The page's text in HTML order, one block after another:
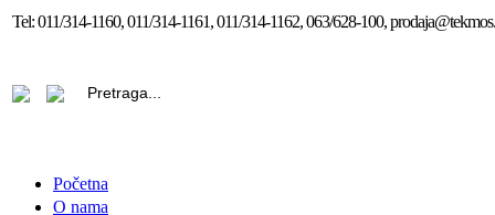
Tel:011/314-1160, 011/314-1161, 011/314-1162, 063/628-100,
Početna
O nama